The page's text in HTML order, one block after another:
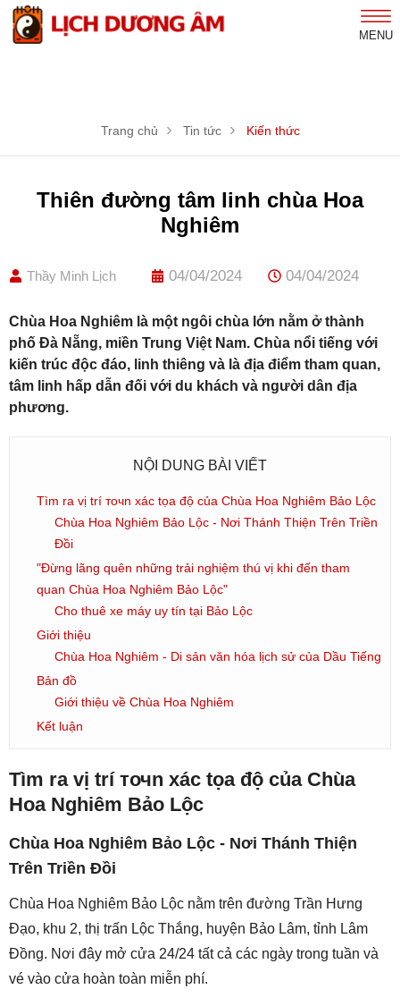
MENU
Trang chủ Tin tức Kiến thức
Thiên đường tâm linh chùa Hoa
Nghiêm
Thầy Minh Lịch 04/04/2024 04/04/2024
Chùa Hoa Nghiêm là một ngôi chùa lớn nằm ở thành
phố Đà Nẵng, miền Trung Việt Nam. Chùa nổi tiếng với
kiến trúc độc đáo, linh thiêng và là địa điểm tham quan,
tâm linh hấp dẫn đối với du khách và người dân địa
phương.
NỘI DUNG BÀI VIẾT
Tìm ra vị trí точn xác tọa độ của Chùa Hoa Nghiêm Bảo Lộc
Chùa Hoa Nghiêm Bảo Lộc - Nơi Thánh Thiện Trên Triền
Đồi
"Đừng lãng quên những trải nghiệm thú vị khi đến tham
quan Chùa Hoa Nghiêm Bảo Lộc"
Cho thuê xe máy uy tín tại Bảo Lộc
Giới thiệu
Chùa Hoa Nghiêm - Di sản văn hóa lịch sử của Dầu Tiếng
Bản đồ
Giới thiệu về Chùa Hoa Nghiêm
Kết luận
Tìm ra vị trí точn xác tọa độ của Chùa
Hoa Nghiêm Bảo Lộc
Chùa Hoa Nghiêm Bảo Lộc - Nơi Thánh Thiện
Trên Triền Đồi
Chùa Hoa Nghiêm Bảo Lộc nằm trên đường Trần Hưng
Đạo, khu 2, thị trấn Lộc Thắng, huyện Bảo Lâm, tỉnh Lâm
Đồng. Nơi đây mở cửa 24/24 tất cả các ngày trong tuần và
vé vào cửa hoàn toàn miễn phí.